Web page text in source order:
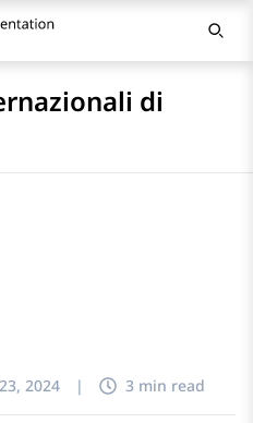
di
PDF
2024 | 3 min read